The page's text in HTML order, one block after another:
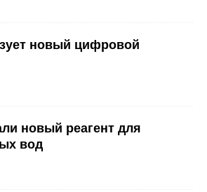
новый цифровой
новый реагент для
вод